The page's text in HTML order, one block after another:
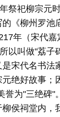
祀柳宗元时
《柳州罗池
年（宋代嘉
以叫做"荔子
宋代名书法
绝好故事；
为"三绝碑"。
侯祠堂内，